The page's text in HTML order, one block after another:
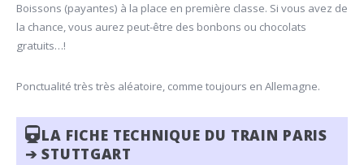
Boissons (payantes) à la place en première classe. Si vous avez de
la chance, vous aurez peut-être des bonbons ou chocolats
gratuits…!
Ponctualité très très aléatoire, comme toujours en Allemagne.
LA FICHE TECHNIQUE DU TRAIN PARIS
➔ STUTTGART